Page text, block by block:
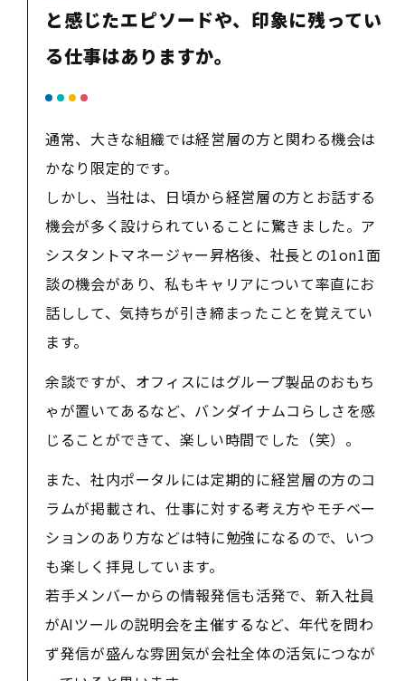
と感じたエピソードや、 印象に残ってい
る仕事はありますか。
通常、大きな組織では経営層の方と関わる機会は
かなり限定的です。
しかし、当社は、日頃から経営層の方とお話する
機会が多く設けられていることに驚きました。ア
シスタントマネージャー昇格後、社長との1on1面
談の機会があり、私もキャリアについて率直にお
話しして、気持ちが引き締まったことを覚えてい
ます。
余談ですが、オフィスにはグループ製品のおもち
ゃが置いてあるなど、バンダイナムコらしさを感
じることができて、楽しい時間でした（笑）。
また、社内ポータルには定期的に経営層の方のコ
ラムが掲載され、仕事に対する考え方やモチベー
ションのあり方などは特に勉強になるので、いつ
も楽しく拝見しています。
若手メンバーからの情報発信も活発で、新入社員
がAIツールの説明会を主催するなど、年代を問わ
ず発信が盛んな雰囲気が会社全体の活気につなが